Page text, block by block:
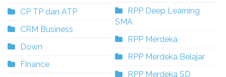
CP TP dan ATP
CRM Business
Down
Finance
RPP Deep Learning
SMA
RPP Merdeka
RPP Merdeka Belajar
RPP Merdeka SD